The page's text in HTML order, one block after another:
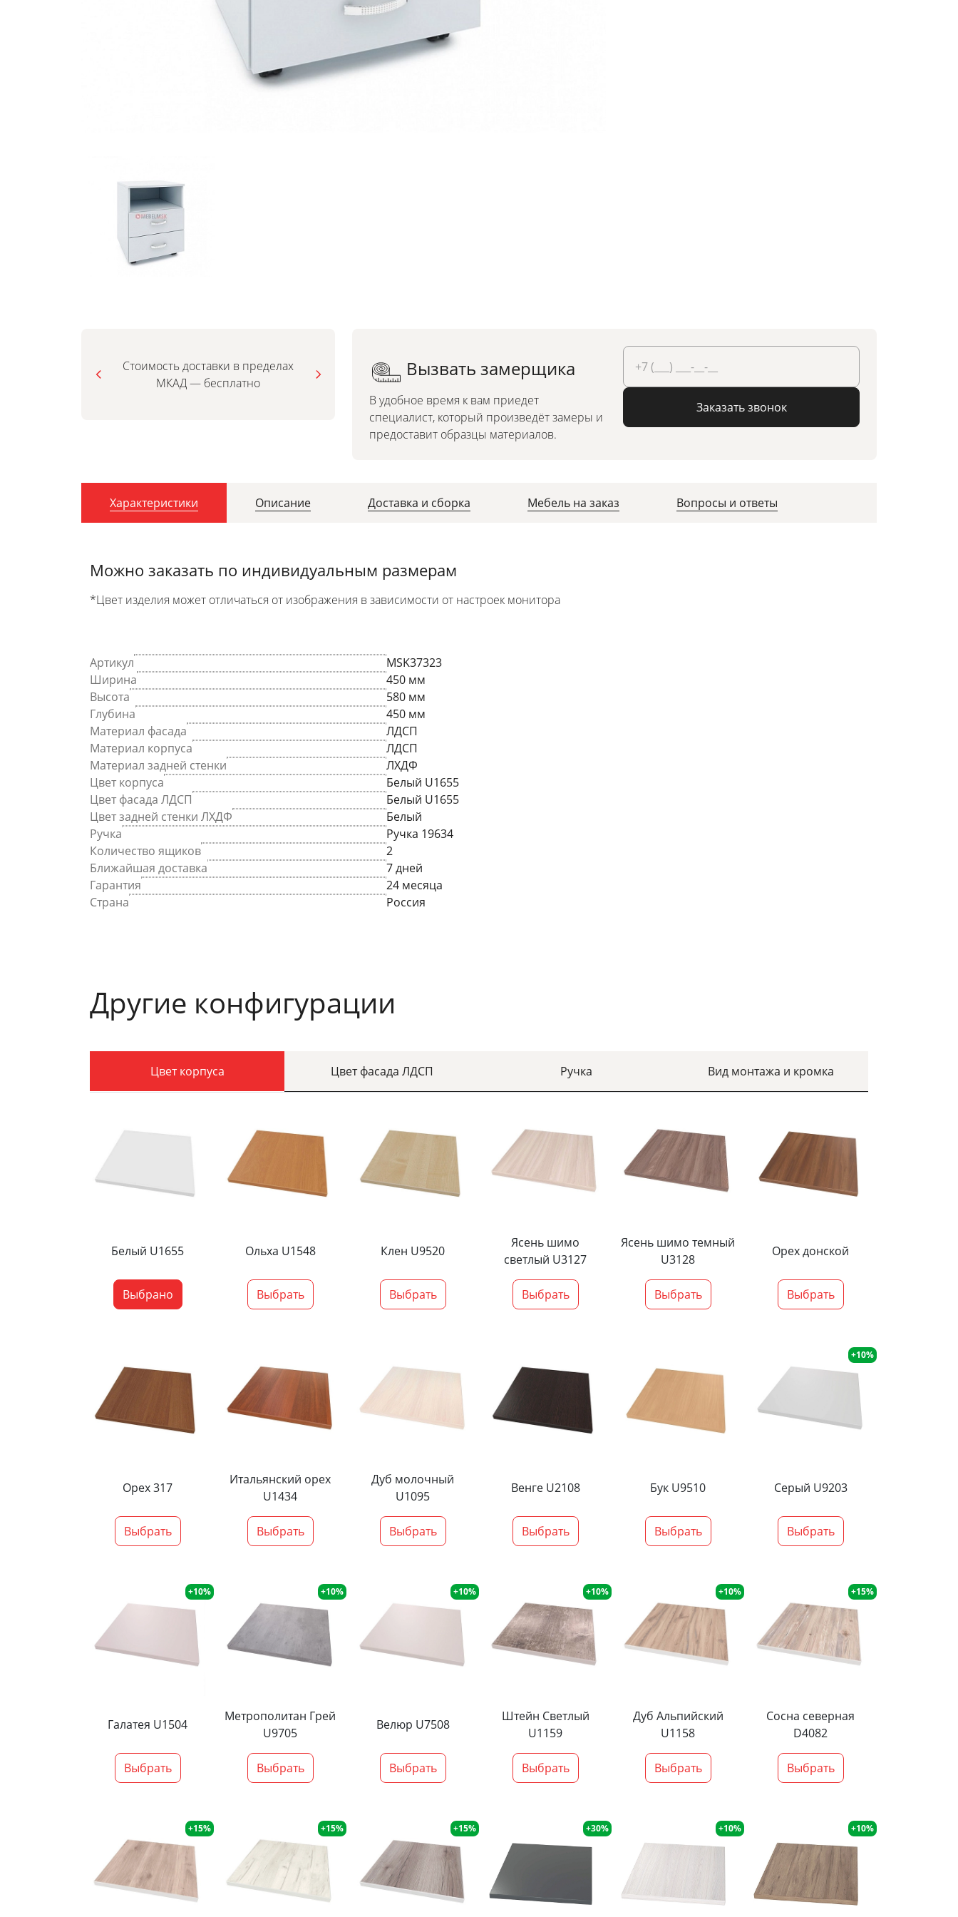
Стоимость доставки в пределах
МКАД — бесплатно
Можно заказать по
индивидуальным размерам
Вызвать замерщика
В удобное время к вам приедет
специалист, который произведёт замеры и
предоставит образцы материалов.
Заказать звонок
Характеристики Описание Доставка и сборка Мебель на заказ Вопросы и ответы
Можно заказать по индивидуальным размерам
*Цвет изделия может отличаться от изображения в зависимости от настроек монитора
Артикул
MSK37323
Ширина
450 мм
Высота
580 мм
Глубина
450 мм
Материал фасада
ЛДСП
Материал корпуса
ЛДСП
Материал задней стенки
ЛХДФ
Цвет корпуса
Белый U1655
Цвет фасада ЛДСП
Белый U1655
Цвет задней стенки ЛХДФ
Белый
Ручка
Ручка 19634
Количество ящиков
2
Ближайшая доставка
7 дней
Гарантия
24 месяца
Страна
Россия
Другие конфигурации
Цвет корпуса Цвет фасада ЛДСП Ручка Вид монтажа и кромка
Белый U1655
Выбрано
Ольха U1548
Выбрать
Клен U9520
Выбрать
Ясень шимо
светлый U3127
Выбрать
Ясень шимо темный
U3128
Выбрать
Орех донской
Выбрать
Орех 317
Выбрать
Итальянский орех
U1434
Выбрать
Дуб молочный
U1095
Выбрать
Венге U2108
Выбрать
Бук U9510
Выбрать
+10%
Серый U9203
Выбрать
+10%
Галатея U1504
Выбрать
+10%
Метрополитан Грей
U9705
Выбрать
+10%
Велюр U7508
Выбрать
+10%
Штейн Светлый
U1159
Выбрать
+10%
Дуб Альпийский
U1158
Выбрать
+15%
Сосна северная
D4082
Выбрать
+15% +15% +15% +30% +10% +10%